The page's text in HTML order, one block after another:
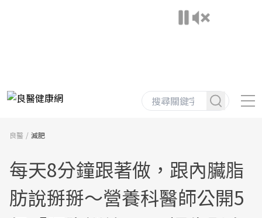
良醫 減肥
每天8分鐘跟著做，跟內臟脂
肪說掰掰～營養科醫師公開5